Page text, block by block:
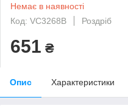
Немає в наявності
Код: VC3268B
Роздріб
651 ₴
Опис Характеристики